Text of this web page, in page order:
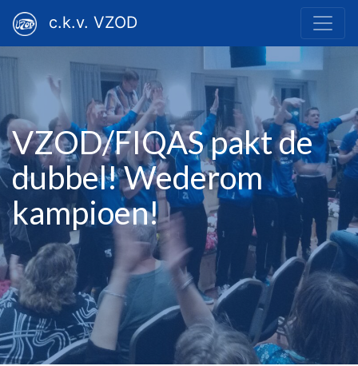
c.k.v. VZOD
VZOD/FIQAS pakt de
dubbel! Wederom
kampioen!